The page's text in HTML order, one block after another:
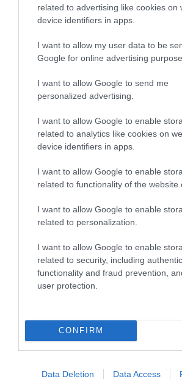
related to advertising like cookies on
device identifiers in apps.
I want to allow my user data to be
Google for online advertising
I want to allow Google to send me
personalized advertising.
I want to allow Google to enable
related to analytics like cookies on
device identifiers in apps.
I want to allow Google to enable
related to functionality of the website
I want to allow Google to enable
related to personalization.
I want to allow Google to enable
related to security, including
functionality and fraud prevention,
user protection.
CONFIRM
Data Deletion Data Access
ΡΟΗ ΕΙΔΗΣΕΩΝ
Το χρηματοδοτούμενο
από την ΕΕ έργο “The
ενισχύει την ασφάλεια
των παιδιών στο
ΑΑΔΕ: Διευκρινίσεις
για τα πρόστιμα σε
αφορούν τους ΦΗΜ
31.07.2026
Σ. Καλαφάτης: «Η
Τεχνητή Νοημοσύνη
μια νέα βιομηχανική
επανάσταση»
31.07.2026
Νέος οδηγός του ΕΚΤ
των ελληνικών